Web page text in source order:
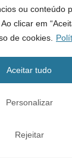
ou conteúdo
clicar em
de cookies.
Personalizar
Rejeitar
Aceitar tudo